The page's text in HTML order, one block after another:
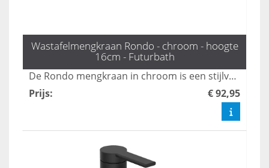
Wastafelmengkraan Rondo - chroom - hoogte
16cm - Futurbath
De Rondo mengkraan in chroom is een stijlvolle en tijdloze toevoeging aan elke badkamer. Met een hoogte van 16 cm en een gestroomlijnd ontwerp, is deze kraan ideaal voor moderne wastafels en voegt het een vleugje elegantie toe aan uw sanitair. Upgrade uw badkamer met deze functionele en esthetisch verantwoorde keuze.
Prijs: € 92,95